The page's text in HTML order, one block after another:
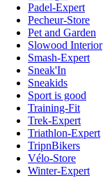
Padel-Expert
Pecheur-Store
Pet and Garden
Slowood Interior
Smash-Expert
Sneak'In
Sneakids
Sport is good
Training-Fit
Trek-Expert
Triathlon-Expert
TripnBikers
Vélo-Store
Winter-Expert